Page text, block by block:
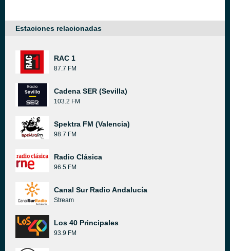
Estaciones relacionadas
RAC 1
87.7 FM
Cadena SER (Sevilla)
103.2 FM
Spektra FM (Valencia)
98.7 FM
Radio Clásica
96.5 FM
Canal Sur Radio Andalucía
Stream
Los 40 Principales
93.9 FM